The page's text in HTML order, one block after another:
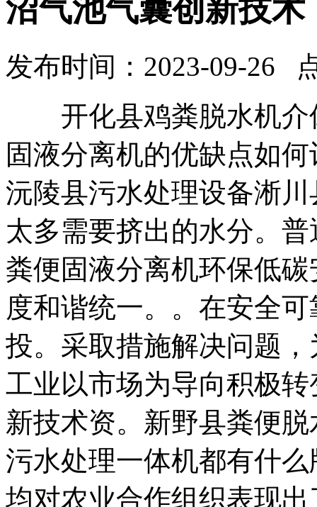
沼气池气囊创新技术
发布时间：2023-09-26
开化县鸡粪脱水机介
固液分离机的优缺点如
沅陵县污水处理设备淅
太多需要挤出的水分。
粪便固液分离机环保低
度和谐统一。。在安全
投。采取措施解决问题
工业以市场为导向积极
新技术资。新野县粪便
污水处理一体机都有什
均对农业合作组织表现